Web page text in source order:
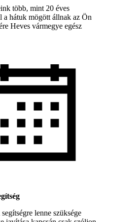
több, mint 20 éves
a hátuk mögött állnak az Ön
Heves vármegye egész
lenne szüksége